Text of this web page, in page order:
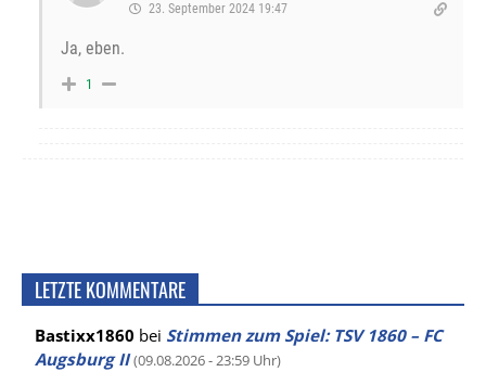
23. September 2024 19:47
Ja, eben.
1
LETZTE KOMMENTARE
Bastixx1860 bei Stimmen zum Spiel: TSV 1860 – FC
Augsburg II (09.08.2026 - 23:59 Uhr)